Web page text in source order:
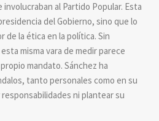
al Partido Popular. Esta
del Gobierno, sino que lo
de la ética en la política. Sin
misma vara de medir parece
mandato. Sánchez ha
tanto personales como en su
ni plantear su